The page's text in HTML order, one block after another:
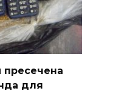
пресечена
для